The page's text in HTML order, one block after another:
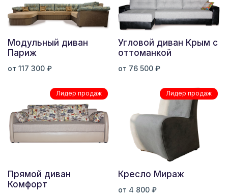
Модульный диван
Париж
от 117 300 ₽
Угловой диван Крым с
оттоманкой
от 76 500 ₽
Лидер продаж
Прямой диван
Комфорт
Лидер продаж
Кресло Мираж
от 4 800 ₽